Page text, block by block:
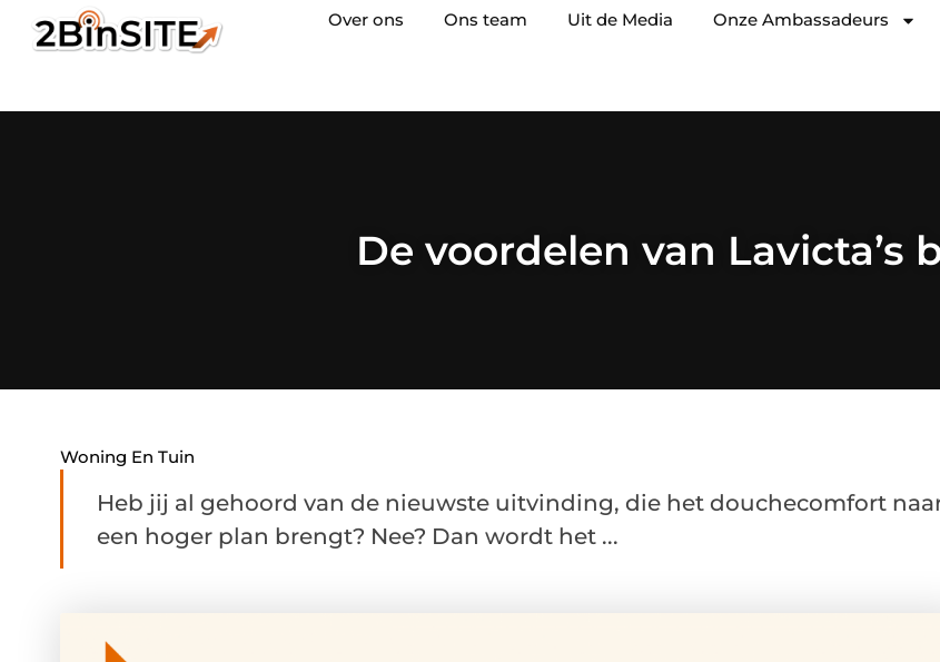
Over ons Ons team Uit de Media Onze Ambassadeurs
De voordelen van Lavicta’s
Woning En Tuin
Heb jij al gehoord van de nieuwste uitvinding, die het douchecomfort
een hoger plan brengt? Nee? Dan wordt het ...